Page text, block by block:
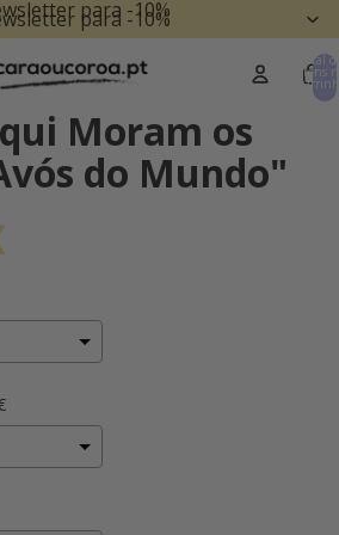
para -10%
para -10%
Total
itens
Moram os
do Mundo"